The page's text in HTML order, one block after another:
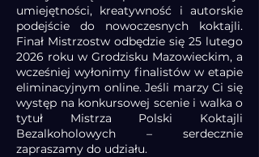
umiejętności, kreatywność i autorskie
podejście do nowoczesnych koktajli.
Finał Mistrzostw odbędzie się 25 lutego
2026 roku w Grodzisku Mazowieckim, a
wcześniej wyłonimy finalistów w etapie
eliminacyjnym online. Jeśli marzy Ci się
występ na konkursowej scenie i walka o
tytuł Mistrza Polski Koktajli
Bezalkoholowych – serdecznie
zapraszamy do udziału.